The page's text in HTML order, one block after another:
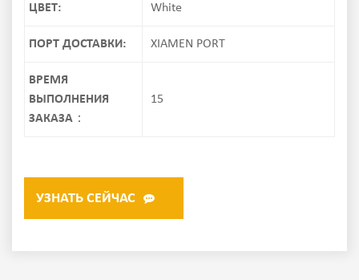
ЦВЕТ: White
ПОРТ ДОСТАВКИ: XIAMEN PORT
ВРЕМЯ
ВЫПОЛНЕНИЯ
ЗАКАЗА：
15
УЗНАТЬ СЕЙЧАС